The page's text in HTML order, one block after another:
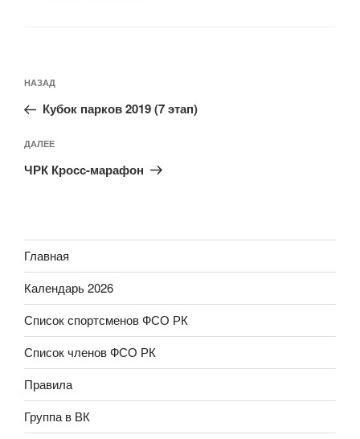
по
записям
Предыдущая
запись:
НАЗАД
Кубок парков 2019 (7 этап)
Следующая
запись
ДАЛЕЕ
ЧРК Кросс-марафон
Главная
Календарь 2026
Список спортсменов ФСО РК
Список членов ФСО РК
Правила
Группа в ВК